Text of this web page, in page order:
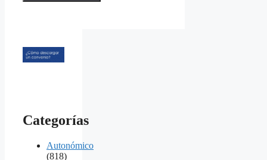
Categorías
Autonómico
(818)